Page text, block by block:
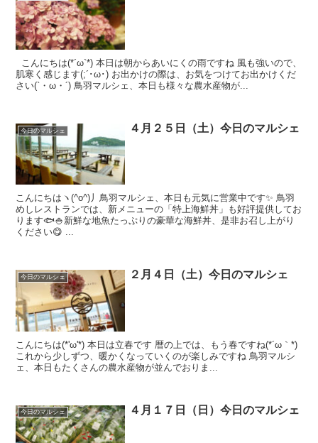
こんにちは(*´ω`*) 本日は朝からあいにくの雨ですね 風も強いので、
肌寒く感じます(;´･ω･) お出かけの際は、お気をつけてお出かけくだ
さい(`・ω・´) 鳥羽マルシェ、本日も様々な農水産物が...
今日のマルシェ ４月２５日（土）今日のマルシェ
こんにちはヽ(^o^)丿鳥羽マルシェ、本日も元気に営業中です✨ 鳥羽
めしレストランでは、新メニューの「特上海鮮丼」も好評提供してお
ります🐟🍚新鮮な地魚たっぷりの豪華な海鮮丼、是非お召し上がり
ください😋 ...
今日のマルシェ ２月４日（土）今日のマルシェ
こんにちは(*'ω'*) 本日は立春です 暦の上では、もう春ですね(*´ω｀*)
これから少しずつ、暖かくなっていくのが楽しみですね 鳥羽マルシ
ェ、本日もたくさんの農水産物が並んでおりま...
今日のマルシェ ４月１７日（日）今日のマルシェ